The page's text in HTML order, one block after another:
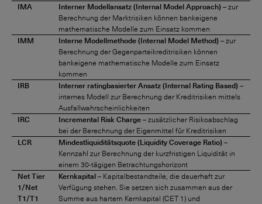
IMA
Interner Modellansatz (Internal Model Approach)– zur
Berechnung der Marktrisiken können bankeigene
mathematische Modelle zum Einsatz kommen
IMM
Interne Modellmethode (Internal Model Method)– zur
Berechnung der Gegenparteikreditrisiken können
bankeigene mathematische Modelle zum Einsatz
kommen
IRB
Interner ratingbasierter Ansatz (Internal Rating Based)–
internes Modell zur Berechnung der Kreditrisiken mittels
Ausfallwahrscheinlichkeiten
IRC
Incremental Risk Charge– zusätzlicher Risikoabschlag
bei der Berechnung der Eigenmittel für Kreditrisiken
LCR
Mindestliquiditätsquote (Liquidity Coverage Ratio)–
Kennzahl zur Berechnung der kurzfristigen Liquidität in
einem 30-tägigen Betrachtungshorizont
Net Tier
1/Net
T1/T1
Kernkapital– Kapitalbestandteile, die dauerhaft zur
Verfügung stehen. Sie setzen sich zusammen aus der
Summe aus hartem Kernkapital (CET 1) und